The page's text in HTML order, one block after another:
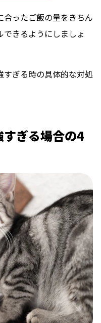
ったご飯の量をきちん
きるようにしましょ
ぎる時の具体的な対処
ぎる場合の4